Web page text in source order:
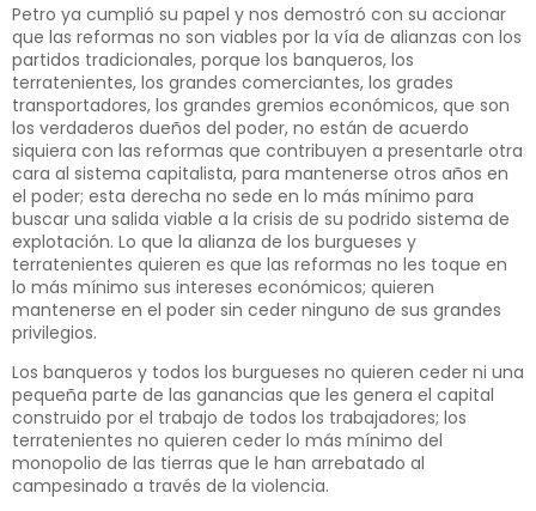
Petro ya cumplió su papel y nos demostró con su accionar
que las reformas no son viables por la vía de alianzas con los
partidos tradicionales, porque los banqueros, los
terratenientes, los grandes comerciantes, los grades
transportadores, los grandes gremios económicos, que son
los verdaderos dueños del poder, no están de acuerdo
siquiera con las reformas que contribuyen a presentarle otra
cara al sistema capitalista, para mantenerse otros años en
el poder; esta derecha no sede en lo más mínimo para
buscar una salida viable a la crisis de su podrido sistema de
explotación. Lo que la alianza de los burgueses y
terratenientes quieren es que las reformas no les toque en
lo más mínimo sus intereses económicos; quieren
mantenerse en el poder sin ceder ninguno de sus grandes
privilegios.
Los banqueros y todos los burgueses no quieren ceder ni una
pequeña parte de las ganancias que les genera el capital
construido por el trabajo de todos los trabajadores; los
terratenientes no quieren ceder lo más mínimo del
monopolio de las tierras que le han arrebatado al
campesinado a través de la violencia.